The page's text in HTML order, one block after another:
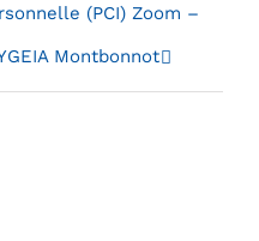
(PCI) Zoom –
Montbonnot